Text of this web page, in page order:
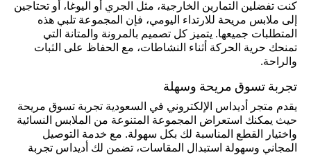
كنت تفضلين التمارين الخارجية، مثل الجري أو اليوغا، أو تحتاجين
إلى ملابس مريحة للارتداء اليومي، فإن المجموعة تلبي هذه
المتطلبات جميعها. يتميز كل تصميم بالمرونة والمتانة التي
تمنحك حرية الحركة أثناء النشاطات، مع الحفاظ على الثبات
والراحة.
تجربة تسوق مريحة وسهلة
يقدم متجر أديداس الإلكتروني في السعودية تجربة تسوق مريحة
حيث يمكنك استعراض المجموعة المتنوعة من الملابس النسائية
واختيار القطع المناسبة لك بكل سهولة. مع خدمة التوصيل
المجاني وسهولة استبدال المقاسات، تضمن لك أديداس تجربة